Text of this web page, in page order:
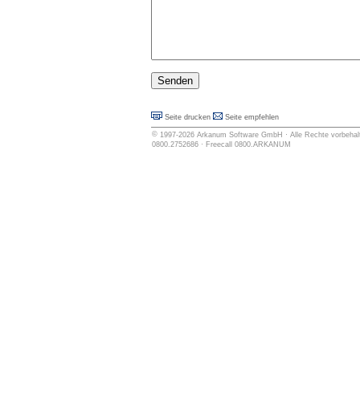
Seite drucken Seite empfehlen
© 1997-2026 Arkanum Software GmbH · Alle Rechte
0800.2752686 · Freecall 0800.ARKANUM